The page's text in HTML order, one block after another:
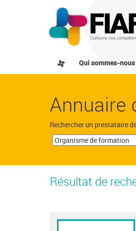
Qui sommes-nous
Annuaire
Rechercher un prestataire
Résultat de